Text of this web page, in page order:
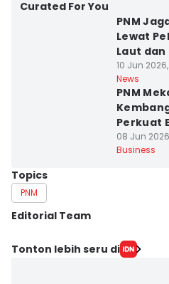
Curated For You
PNM
Lewat
Laut
10 Jun
News
PNM
Perkuat
08 Jun
Business
Topics
PNM
Editorial Team
Editor
Tonton lebih seru di